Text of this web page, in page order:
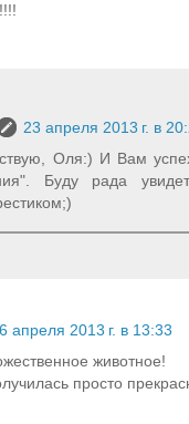
23 апреля 2013 г. в
Оля:) И Вам
Буду рада
апреля 2013 г. в 13:33
животное!
просто